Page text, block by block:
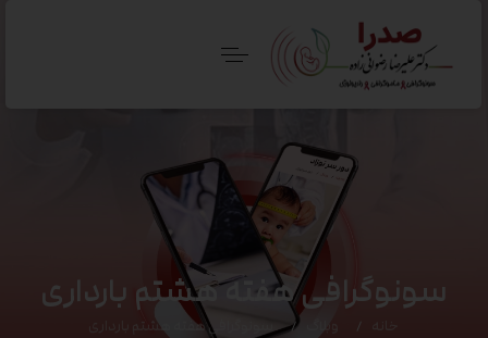
سونوگرافی هفته هشتم بارداری
وبلاگ سونوگرافی هفته هشتم بارداری